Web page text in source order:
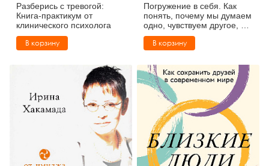
Разберись с тревогой:
Книга-практикум от
клинического психолога
В корзину
Погружение в себя. Как
понять, почему мы думаем
одно, чувствуем другое, а
поступаем как всегда
В корзину